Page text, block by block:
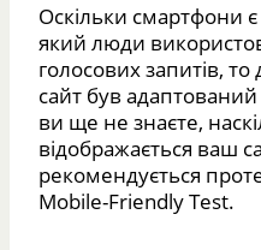
Оскільки смартфони
який люди
голосових запитів,
сайт був
ви ще не знаєте,
відображається ваш
рекомендується
Mobile-Friendly Test.